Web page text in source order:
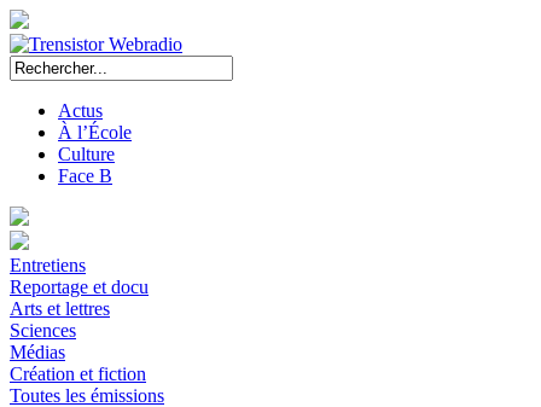
Actus
À l’École
Culture
Face B
Entretiens
Reportage et docu
Arts et lettres
Sciences
Médias
Création et fiction
Toutes les émissions